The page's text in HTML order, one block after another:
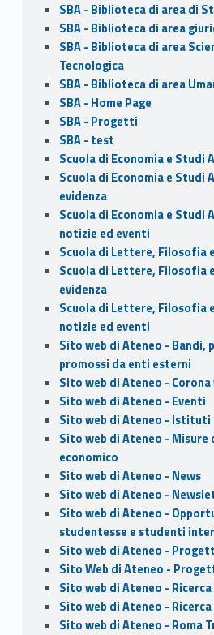
SBA - Biblioteca di area di
SBA - Biblioteca di area
SBA - Biblioteca di area
Tecnologica
SBA - Biblioteca di area
SBA - Home Page
SBA - Progetti
SBA - test
Scuola di Economia e Studi
Scuola di Economia e Studi
evidenza
Scuola di Economia e Studi
notizie ed eventi
Scuola di Lettere, Filosofia
Scuola di Lettere, Filosofia
evidenza
Scuola di Lettere, Filosofia
notizie ed eventi
Sito web di Ateneo - Bandi,
promossi da enti esterni
Sito web di Ateneo - Corona
Sito web di Ateneo - Eventi
Sito web di Ateneo - Istituti
Sito web di Ateneo - Misure
economico
Sito web di Ateneo - News
Sito web di Ateneo -
Sito web di Ateneo -
studentesse e studenti
Sito web di Ateneo -
Sito Web di Ateneo -
Sito web di Ateneo -
Sito web di Ateneo -
Sito web di Ateneo - Roma